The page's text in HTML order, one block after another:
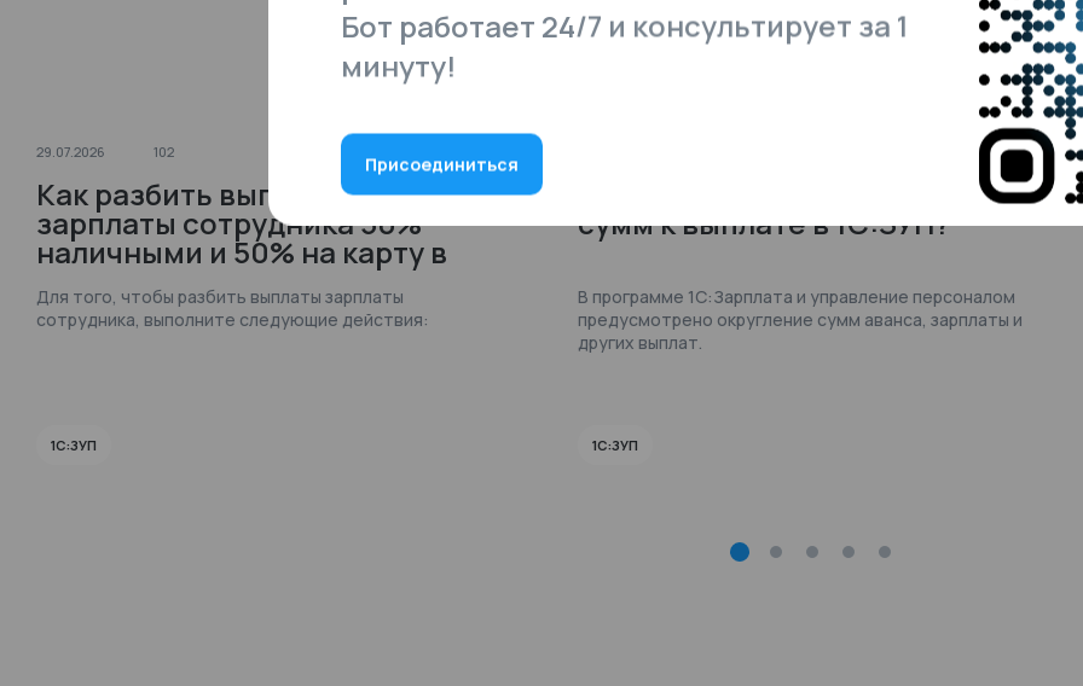
29.07.2026 102
Как разбить выплату
зарплаты сотрудника 50%
наличными и 50% на карту в
1С:ЗУП?
Для того, чтобы разбить выплаты зарплаты
сотрудника, выполните следующие действия:
1С:ЗУП
сумм к выплате в 1С:ЗУП?
В программе 1С:Зарплата и управление персоналом
предусмотрено округление сумм аванса, зарплаты и
других выплат.
1С:ЗУП
Бот работает 24/7 и консультирует за 1
минуту!
Присоединиться